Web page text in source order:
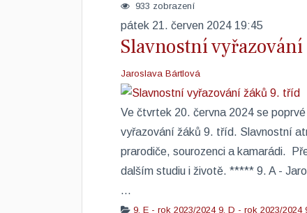
933 zobrazení
pátek 21. červen 2024 19:45
Slavnostní
Jaroslava Bártlová
Ve čtvrtek 20. června 2024 se
vyřazování žáků 9. tříd. Slavnostní
prarodiče, sourozenci a kamarádi.
dalším studiu i životě. ***** 9. A -
...
9. E - rok 2023/2024 9. D - rok 2023/2024